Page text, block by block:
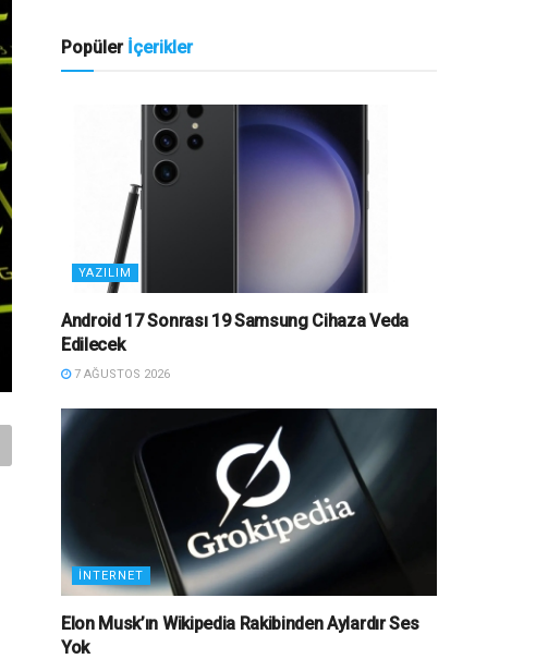
Popüler İçerikler
YAZILIM
Android 17 Sonrası 19 Samsung Cihaza Veda
Edilecek
7 AĞUSTOS 2026
İNTERNET
Elon Musk’ın Wikipedia Rakibinden Aylardır Ses
Yok